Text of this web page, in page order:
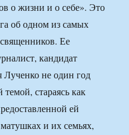
о жизни и о себе». Это
об одном из самых
Ее
кандидат
Лученко не один год
темой, стараясь как
ей
и их семьях,